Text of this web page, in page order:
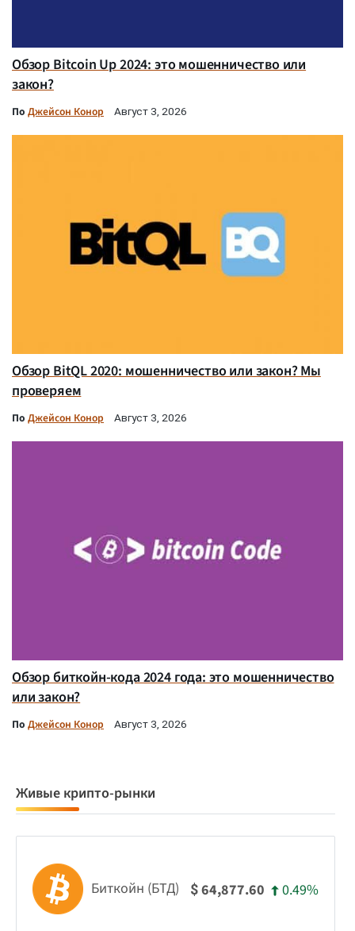
Обзор Bitcoin Up 2024: это мошенничество или
закон?
По Джейсон Конор Август 3, 2026
Обзор BitQL 2020: мошенничество или закон? Мы
проверяем
По Джейсон Конор Август 3, 2026
Обзор биткойн-кода 2024 года: это мошенничество
или закон?
По Джейсон Конор Август 3, 2026
Живые крипто-рынки
Биткойн (БТД) $64,877.60 0.49%